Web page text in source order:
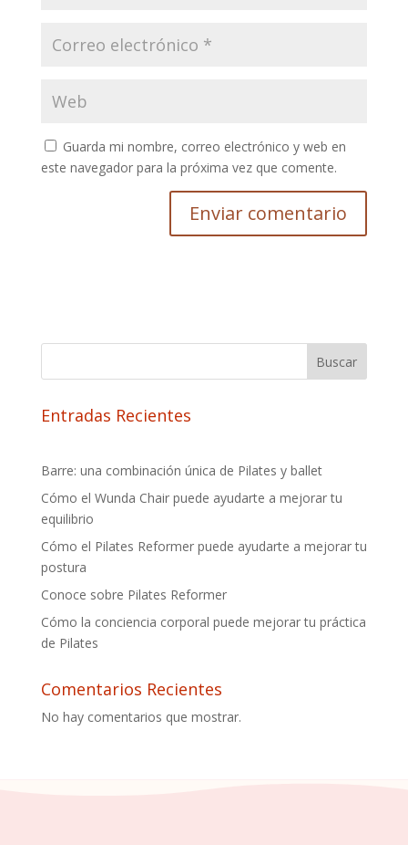
Guarda mi nombre, correo electrónico y web en
este navegador para la próxima vez que comente.
Buscar
Entradas Recientes
Barre: una combinación única de Pilates y ballet
Cómo el Wunda Chair puede ayudarte a mejorar tu
equilibrio
Cómo el Pilates Reformer puede ayudarte a mejorar tu
postura
Conoce sobre Pilates Reformer
Cómo la conciencia corporal puede mejorar tu práctica
de Pilates
Comentarios Recientes
No hay comentarios que mostrar.